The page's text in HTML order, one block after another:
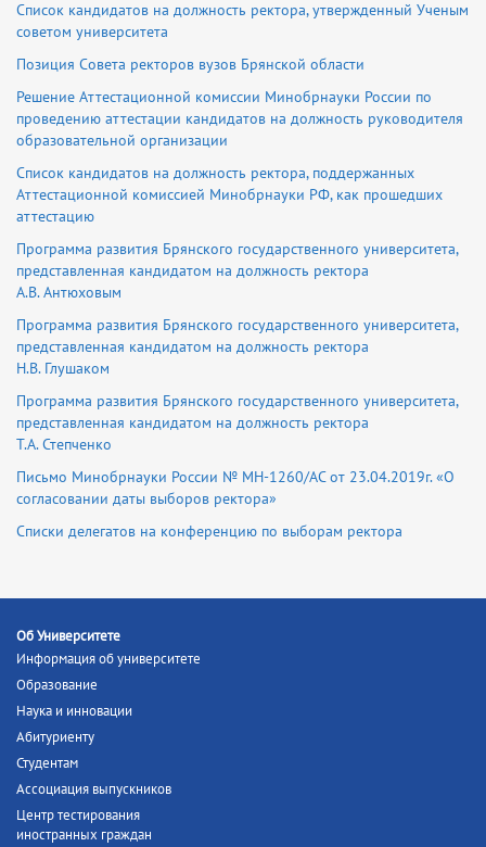
Список кандидатов на должность ректора, утвержденный Ученым
советом университета
Позиция Совета ректоров вузов Брянской области
Решение Аттестационной комиссии Минобрнауки России по
проведению аттестации кандидатов на должность руководителя
образовательной организации
Список кандидатов на должность ректора, поддержанных
Аттестационной комиссией Минобрнауки РФ, как прошедших
аттестацию
Программа развития Брянского государственного университета,
представленная кандидатом на должность ректора
А.В. Антюховым
Программа развития Брянского государственного университета,
представленная кандидатом на должность ректора
Н.В. Глушаком
Программа развития Брянского государственного университета,
представленная кандидатом на должность ректора
Т.А. Степченко
Письмо Минобрнауки России № МН-1260/АС от 23.04.2019г. «О
согласовании даты выборов ректора»
Списки делегатов на конференцию по выборам ректора
Об Университете
Информация об университете
Образование
Наука и инновации
Абитуриенту
Студентам
Ассоциация выпускников
Центр тестирования
иностранных граждан